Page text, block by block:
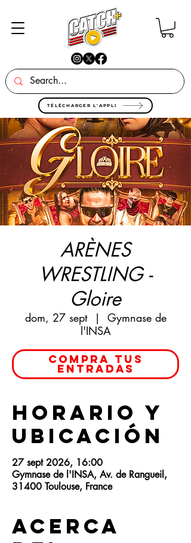
TÉLÉCHARGER L'APPLI
ARÈNES
WRESTLING -
Gloire
dom, 27 sept
  |
Gymnase de
l'INSA
Compra tus
entradas
Horario y
ubicación
27 sept 2026, 16:00
Gymnase de l'INSA, Av. de Rangueil,
31400 Toulouse, France
Acerca